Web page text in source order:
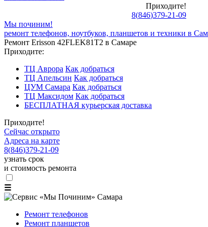
Приходите!
8(846)379-21-09
Мы починим!
ремонт телефонов, ноутбуков, планшетов и техники в
Ремонт Erisson 42FLEK81T2 в Самаре
Приходите:
ТЦ Аврора Как добраться
ТЦ Апельсин Как добраться
ЦУМ Самара Как добраться
ТЦ Максидом Как добраться
БЕСПЛАТНАЯ курьерская доставка
Приходите!
Сейчас открыто
Адреса на карте
8(846)379-21-09
узнать срок
и стоимость ремонта
☰
Ремонт телефонов
Ремонт планшетов